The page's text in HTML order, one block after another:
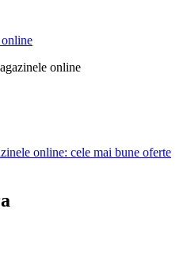
online
online: cele mai bune oferte